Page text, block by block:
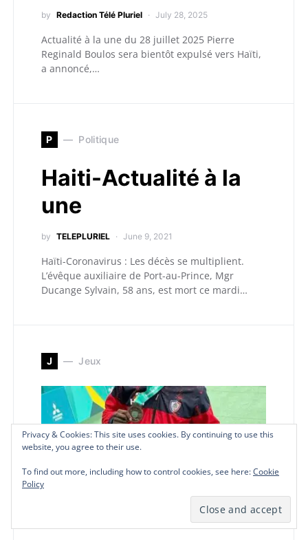
by Redaction Télé Pluriel July 28, 2025
Actualité à la une du 28 juillet 2025 Pierre
Reginald Boulos sera bientôt expulsé vers Haïti,
a annoncé,…
P Politique
Haiti-Actualité à la
une
by TELEPLURIEL June 9, 2021
Haïti-Coronavirus : Les décès se multiplient.
L’évêque auxiliaire de Port-au-Prince, Mgr
Ducange Sylvain, 58 ans, est mort ce mardi…
J Jeux
Privacy & Cookies: This site uses cookies. By continuing to use this
website, you agree to their use.
To find out more, including how to control cookies, see here:Cookie
Policy
Privacy & Cookies: This site uses cookies. By continuing to use this
website, you agree to their use.
To find out more, including how to control cookies, see here:Cookie
Policy
Privacy & Cookies: This site uses cookies. By continuing to use this
website, you agree to their use.
To find out more, including how to control cookies, see here:Cookie
Policy